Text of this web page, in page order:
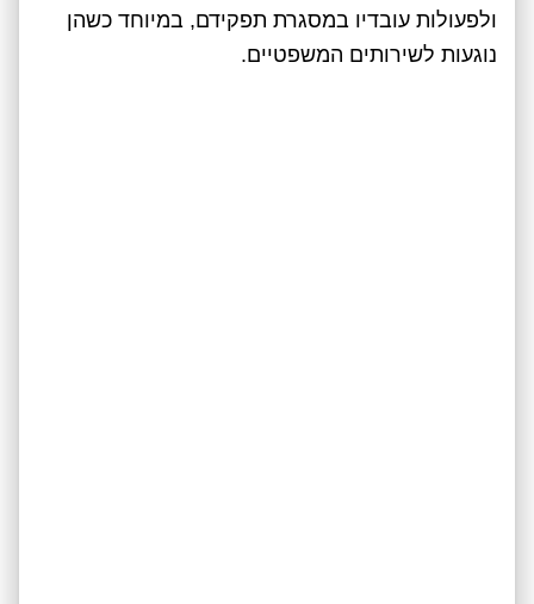
ולפעולות עובדיו במסגרת תפקידם, במיוחד כשהן
נוגעות לשירותים המשפטיים.